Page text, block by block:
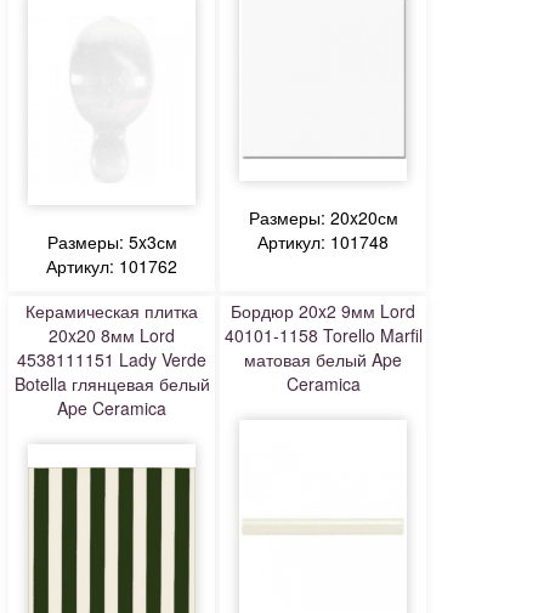
Размеры: 5x3см
Артикул: 101762
Размеры: 20x20см
Артикул: 101748
Керамическая плитка
20x20 8мм Lord
4538111151 Lady Verde
Botella глянцевая белый
Ape Ceramica
Бордюр 20x2 9мм Lord
40101-1158 Torello Marfil
матовая белый Ape
Ceramica